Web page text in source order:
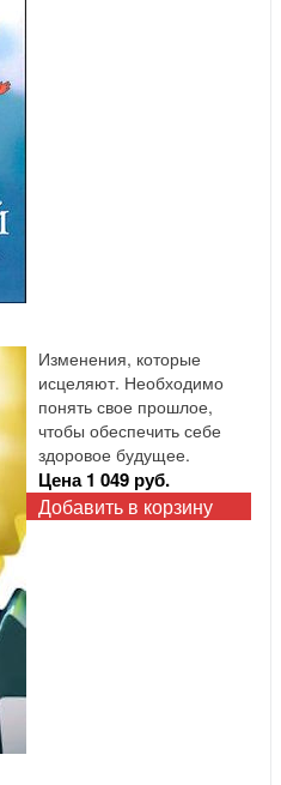
Изменения, которые
исцеляют. Необходимо
понять свое прошлое,
чтобы обеспечить себе
здоровое будущее.
Цена 1 049 руб.
Добавить в корзину